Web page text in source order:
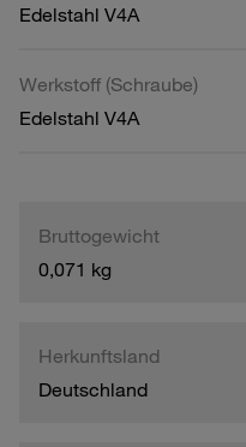
Edelstahl V4A
Werkstoff (Schraube)
Edelstahl V4A
Bruttogewicht
0,071 kg
Herkunftsland
Deutschland